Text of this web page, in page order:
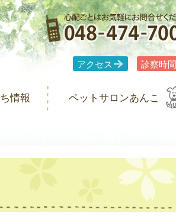
アクセス 診察時間
情報 ペットサロンあんこ